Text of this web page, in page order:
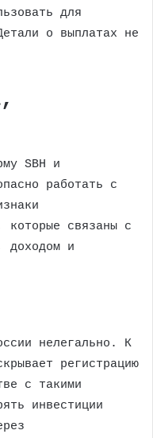
для
о выплатах не
SBH и
работать с
которые связаны с
доходом и
нелегально. К
регистрацию
с такими
инвестиции